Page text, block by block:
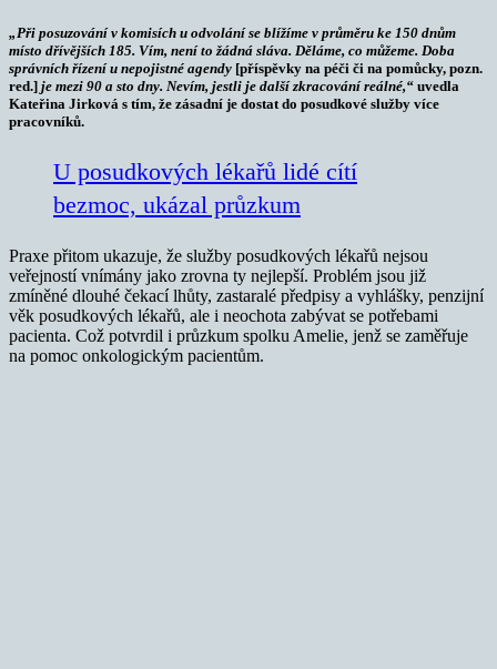
„Při posuzování v komisích u odvolání se blížíme v průměru ke 150 dnům
místo dřívějších 185. Vím, není to žádná sláva. Děláme, co můžeme. Doba
správních řízení u nepojistné agendy [příspěvky na péči či na pomůcky, pozn.
red.] je mezi 90 a sto dny. Nevím, jestli je další zkracování reálné,“ uvedla
Kateřina Jirková s tím, že zásadní je dostat do posudkové služby více
pracovníků.
U posudkových lékařů lidé cítí
bezmoc, ukázal průzkum
Praxe přitom ukazuje, že služby posudkových lékařů nejsou
veřejností vnímány jako zrovna ty nejlepší. Problém jsou již
zmíněné dlouhé čekací lhůty, zastaralé předpisy a vyhlášky, penzijní
věk posudkových lékařů, ale i neochota zabývat se potřebami
pacienta. Což potvrdil i průzkum spolku Amelie, jenž se zaměřuje
na pomoc onkologickým pacientům.